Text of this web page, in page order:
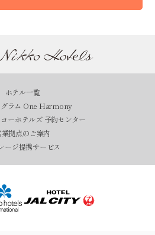
ホテル一覧
グラム One Harmony
ーホテルズ 予約センター
拠点のご案内
ージ提携サービス